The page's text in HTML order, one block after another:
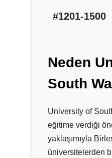
#1201-1500
Neden
South
University of
eğitime verdiği
yaklaşımıyla
üniversitelerden